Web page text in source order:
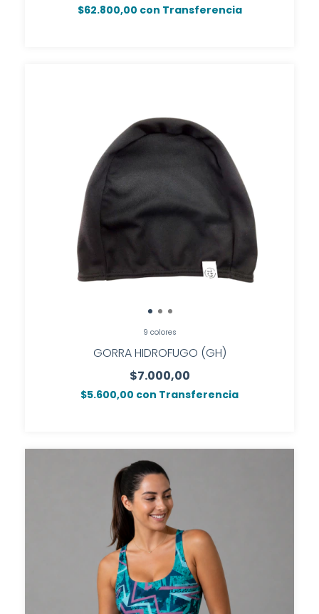
$62.800,00 con Transferencia
9 colores
GORRA HIDROFUGO (GH)
$7.000,00
$5.600,00 con Transferencia